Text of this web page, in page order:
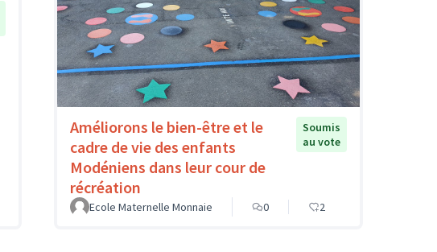
Améliorons le bien-être et le
cadre de vie des enfants
Modéniens dans leur cour de
récréation
Soumis
au vote
Ecole Maternelle Monnaie 0 2